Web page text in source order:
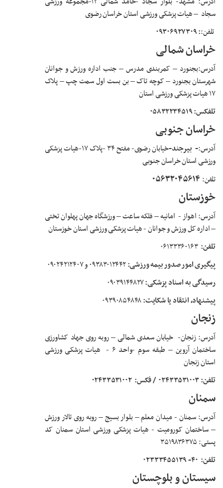
سجاد –هیات پزشکی ورزشی استان خراسان رضوی
تلفن:: ۰۹۳۰۶۹۲۷۳۰۹
خراسان شمالی
آدرس:بجنورد –کمربندی مدرس–جنب اداره ورزش و جوانان
شهرستان بجنورد–کوچه تاک–بن بست اول سمت چپ–پلاک
۱۷ هیات پزشکی ورزشی استان
تلفکس: ۰۵۸۳۲۲۳۴۵۱۹
خراسان جنوبی
آدرس:- بیرجند-
خیابان رضوی- مفتح ۳۴ -پلاک ۱۷-هیات پزشکی
ورزشی استان خراسان جنوبی
تلفن:
خوزستان
آدرس: اهواز - امانیه–فلکه ساعت–ورزشگاه جهان پهلوان تختی
– اداره کل ورزش و جوانان - هیات پزشکی ورزشی استان خوزستان
تلفن: ۰۶۱۳۳۳۶۰۱۶۳
پیگیری امور صدور بیمه ورزشی:۰۹۳۸۳۰۱۲۴۴۲ و ۰۹۰۲۴۲۱۲۴۰۷
رسیدگی به اسناد پزشکی:۰۹۰۳۹۱۴۴۸۲۷
پیشنهاد، انتقاد یا شکایت:
زنجان
آدرس: زنجان- خیابان سعدی شمالی–روبه روی جهاد کشاورزی
ساختمان آروین–طبقه سوم -واحد ۶ -
هیات پزشکی ورزشی
استان زنجان
تلفن: ۰۲۴۳۳۵۳۱۰۰۳
/ فکس: ۰۲۴۳۳۵۳۱۰۰۲
سمنان
آدرس:سمنان - میدان معلم–بلوار بسیج–روبه روی تالار ورزش
–ساختمان کورومیت - هیات پزشکی ورزشی استان سمنان کد
پستی: ۳۵۱۹۸۳۶۳۷۵
تلفن: ۴۰- ۰۲۳۳۳۴۵۵۱۳۹
سیستان و بلوچستان